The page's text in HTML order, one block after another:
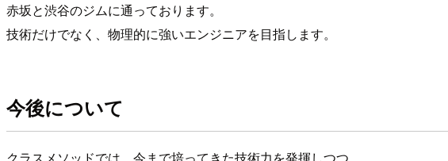
赤坂と渋谷のジムに通っております。
技術だけでなく、物理的に強いエンジニアを目指します。
今後について